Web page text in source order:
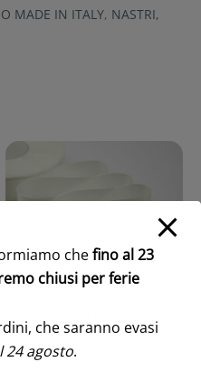
MADE IN ITALY, NASTRI,
ALTA QUALITA’ MM.40
MT.25 bianco-naturale-1
(Cod. 1044-01)
chefino al 23
chiusi per ferie
che saranno evasi
24 agosto.